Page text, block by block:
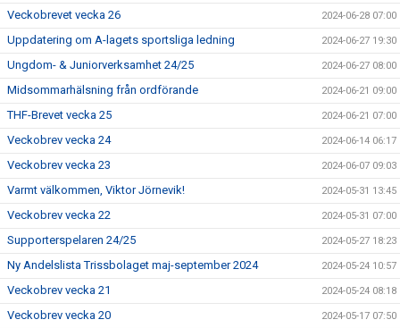
Veckobrevet vecka 26 2024-06-28 07:00
Uppdatering om A-lagets sportsliga ledning 2024-06-27 19:30
Ungdom- & Juniorverksamhet 24/25 2024-06-27 08:00
Midsommarhälsning från ordförande 2024-06-21 09:00
THF-Brevet vecka 25 2024-06-21 07:00
Veckobrev vecka 24 2024-06-14 06:17
Veckobrev vecka 23 2024-06-07 09:03
Varmt välkommen, Viktor Jörnevik! 2024-05-31 13:45
Veckobrev vecka 22 2024-05-31 07:00
Supporterspelaren 24/25 2024-05-27 18:23
Ny Andelslista Trissbolaget maj-september 2024 2024-05-24 10:57
Veckobrev vecka 21 2024-05-24 08:18
Veckobrev vecka 20 2024-05-17 07:50